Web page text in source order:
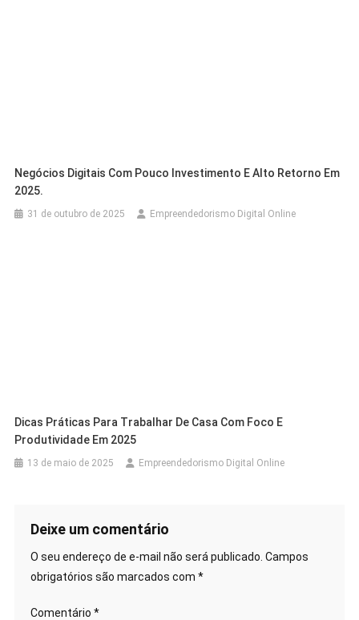
Negócios Digitais Com Pouco Investimento E Alto Retorno Em
2025.
31 de outubro de 2025 Empreendedorismo Digital Online
Dicas Práticas Para Trabalhar De Casa Com Foco E
Produtividade Em 2025
13 de maio de 2025 Empreendedorismo Digital Online
Deixe um comentário
O seu endereço de e-mail não será publicado. Campos
obrigatórios são marcados com *
Comentário *